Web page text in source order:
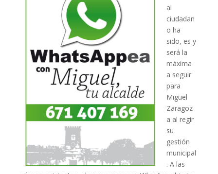
al
ciudadan
o ha
sido, es y
será la
máxima
a seguir
para
Miguel
Zaragoz
a al regir
su
gestión
municipal
. A las